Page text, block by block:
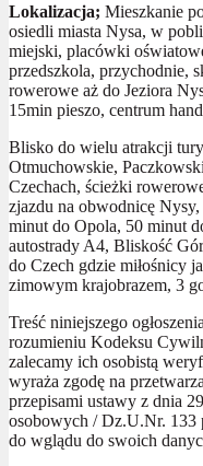
Lokalizacja; Mieszkanie
osiedli miasta Nysa, w
miejski, placówki
przedszkola, przychodnie,
rowerowe aż do Jeziora
15min pieszo, centrum
Blisko do wielu atrakcji
Otmuchowskie,
Czechach, ścieżki
zjazdu na obwodnicę
minut do Opola, 50 minut
autostrady A4, Bliskość
do Czech gdzie miłośnicy
zimowym krajobrazem, 3
Treść niniejszego
rozumieniu Kodeksu
zalecamy ich osobistą
wyraża zgodę na
przepisami ustawy z dnia
osobowych / Dz.U.Nr. 133
do wglądu do swoich